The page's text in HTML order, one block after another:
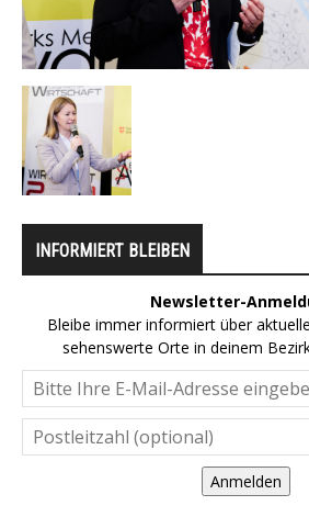
INFORMIERT BLEIBEN
Newsletter-
Bleibe immer informiert über
sehenswerte Orte in deinem
Anmelden